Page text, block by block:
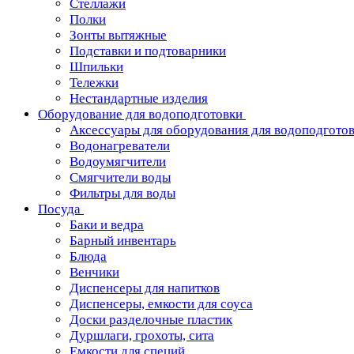
Стеллажи
Полки
Зонты вытяжные
Подставки и подтоварники
Шпильки
Тележки
Нестандартные изделия
Оборудование для водоподготовки
Аксессуары для оборудования для
Водонагреватели
Водоумягчители
Смягчители воды
Фильтры для воды
Посуда
Баки и ведра
Барный инвентарь
Блюда
Венчики
Диспенсеры для напитков
Диспенсеры, емкости для соуса
Доски разделочные пластик
Дуршлаги, грохоты, сита